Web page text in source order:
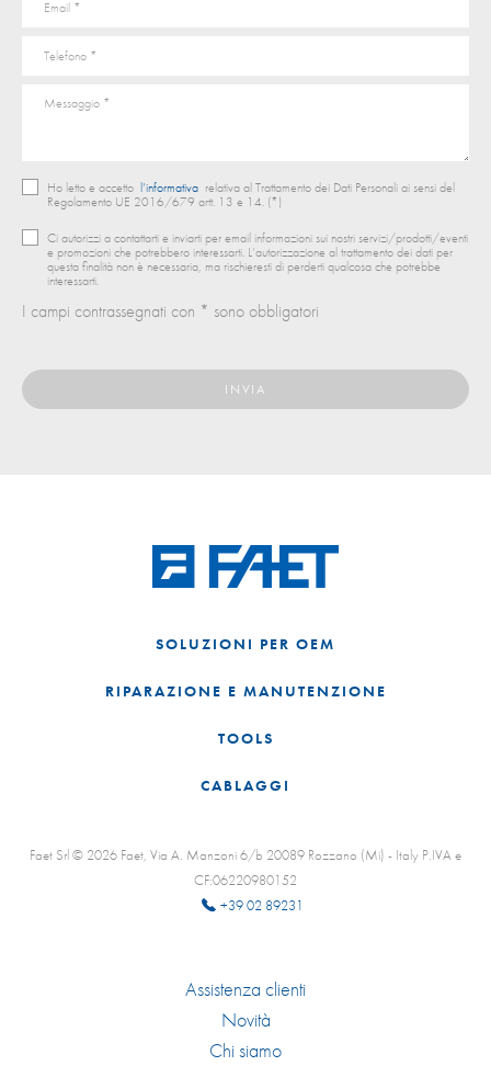
Ho letto e accetto l’informativa relativa al Trattamento dei Dati Personali ai sensi del
Regolamento UE 2016/679 artt. 13 e 14. (*)
Ci autorizzi a contattarti e inviarti per email informazioni sui nostri servizi/prodotti/eventi
e promozioni che potrebbero interessarti. L’autorizzazione al trattamento dei dati per
questa finalità non è necessaria, ma rischieresti di perderti qualcosa che potrebbe
interessarti.
I campi contrassegnati con * sono obbligatori
SOLUZIONI PER OEM
RIPARAZIONE E MANUTENZIONE
TOOLS
CABLAGGI
Faet Srl © 2026 Faet, Via A. Manzoni 6/b 20089 Rozzano (Mi) - Italy P.IVA e
CF:06220980152
+39 02 89231
Assistenza clienti
Novità
Chi siamo